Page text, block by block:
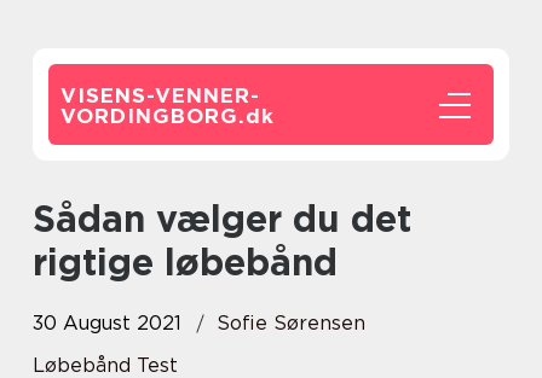
VISENS-VENNER-
VORDINGBORG.dk
Sådan vælger du det
rigtige løbebånd
30 August 2021
Sofie Sørensen
Løbebånd Test